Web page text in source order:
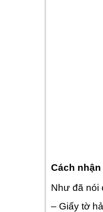
Cách
Như đã nói
– Giấy tờ